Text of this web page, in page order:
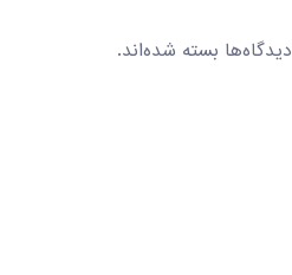
دیدگاه‌ها بسته شده‌اند.